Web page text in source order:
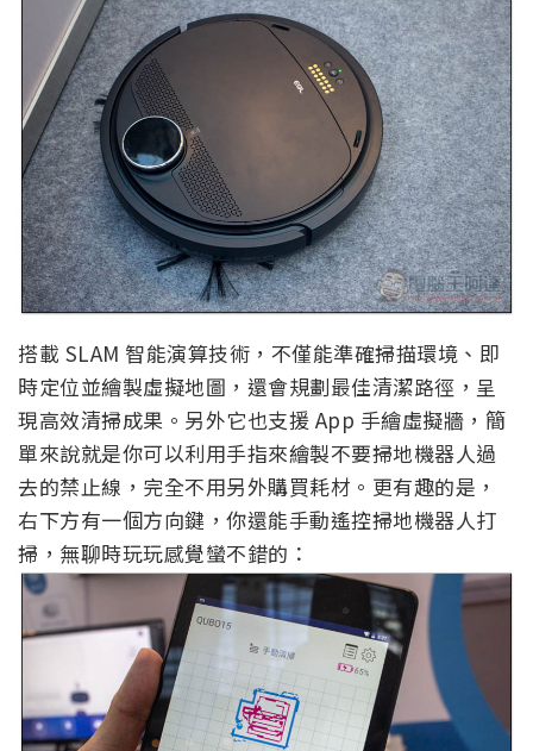
搭載 SLAM 智能演算技術，不僅能準確掃描環境、即
時定位並繪製虛擬地圖，還會規劃最佳清潔路徑，呈
現高效清掃成果。另外它也支援 App 手繪虛擬牆，簡
單來說就是你可以利用手指來繪製不要掃地機器人過
去的禁止線，完全不用另外購買耗材。更有趣的是，
右下方有一個方向鍵，你還能手動遙控掃地機器人打
掃，無聊時玩玩感覺蠻不錯的：